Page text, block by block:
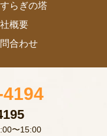
らぎの塔
概要
合わせ
〜15:00